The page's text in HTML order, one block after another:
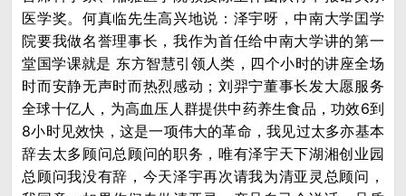
医学奖。何真临先生高兴地说：泽宇呀，中南大学囯学
院要我做名誉理事长，我作为首任给中南大学讲的第一
堂国学课就是 东方智慧引领人类，四个小时的讲座全场
时而安静无声时而热烈感动；刘羿宁董事长发大愿服务
全球十亿人，为高血压人群提供中药养生食品，功效6到
8小时见效快，这是一项伟大的革命，我见过太多亦基本
辞去太多顾问总顾问的职务，唯有泽宇天下湖湘创业园
总顾问我没有辞，今天泽宇再次请我为清亚灵总顾问，